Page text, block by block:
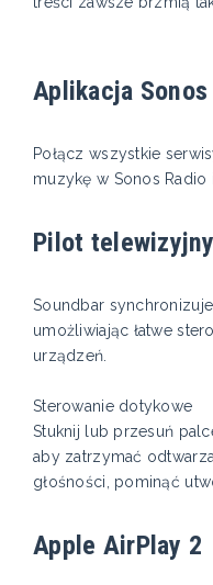
Aplikacja Sonos
Połącz wszystkie
muzykę w Sonos Radio
Pilot telewizyjny
Soundbar
umożliwiając łatwe
urządzeń.
Sterowanie dotykowe
Stuknij lub przesuń
aby zatrzymać
głośności, pominąć
Apple AirPlay 2